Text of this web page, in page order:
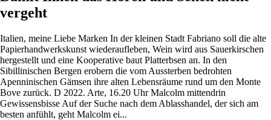
vergeht
Italien, meine Liebe Marken In der kleinen Stadt Fabriano soll die alte
Papierhandwerkskunst wiederaufleben, Wein wird aus Sauerkirschen
hergestellt und eine Kooperative baut Platterbsen an. In den
Sibillinischen Bergen erobern die vom Aussterben bedrohten
Apenninischen Gämsen ihre alten Lebensräume rund um den Monte
Bove zurück. D 2022. Arte, 16.20 Uhr Malcolm mittendrin
Gewissensbisse Auf der Suche nach dem Ablasshandel, der sich am
besten anfühlt, geht Malcolm ei...